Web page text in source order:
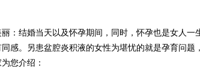
结婚当天以及怀孕期间，同时，怀孕也是女人一
感。另患盆腔炎积液的女性为堪忧的就是孕育问题
您介绍：